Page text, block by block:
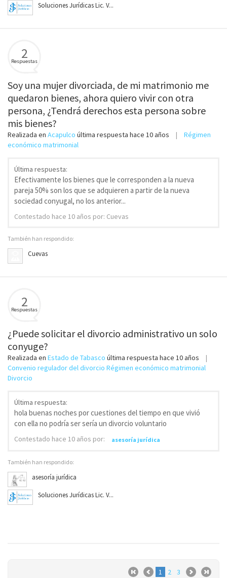
Soluciones Jurídicas Lic. V...
2
Respuestas
Soy una mujer divorciada, de mi matrimonio me
quedaron bienes, ahora quiero vivir con otra
persona, ¿Tendrá derechos esta persona sobre
mis bienes?
Realizada en Acapulco última respuesta hace 10 años
Régimen
económico matrimonial
Última respuesta:
Efectivamente los bienes que le corresponden a la nueva
pareja 50% son los que se adquieren a partir de la nueva
sociedad conyugal, no los anterior...
Contestado hace 10 años por: Cuevas
También han respondido:
Cuevas
2
Respuestas
¿Puede solicitar el divorcio administrativo un solo
conyuge?
Realizada en Estado de Tabasco última respuesta hace 10 años
Convenio regulador del divorcio Régimen económico matrimonial
Divorcio
Última respuesta:
hola buenas noches por cuestiones del tiempo en que vivió
con ella no podría ser sería un divorcio voluntario
Contestado hace 10 años por: asesoría jurídica
También han respondido:
asesoría jurídica
Soluciones Jurídicas Lic. V...
1 2 3